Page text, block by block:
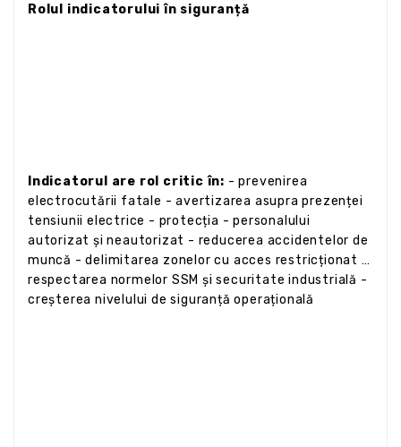
Rolul indicatorului în siguranță
Indicatorul are rol critic în: - prevenirea
electrocutării fatale - avertizarea asupra prezenței
tensiunii electrice - protecția - personalului
autorizat și neautorizat - reducerea accidentelor de
muncă - delimitarea zonelor cu acces restricționat -
respectarea normelor SSM și securitate industrială -
creșterea nivelului de siguranță operațională